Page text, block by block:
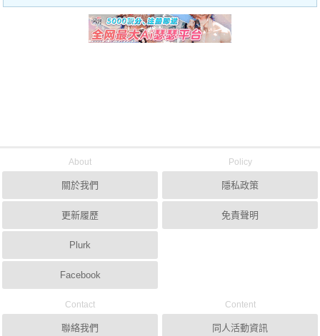
About
關於我們
更新履歷
Plurk
Facebook
Policy
隱私政策
免責聲明
Contact
聯絡我們
Content
同人活動資訊